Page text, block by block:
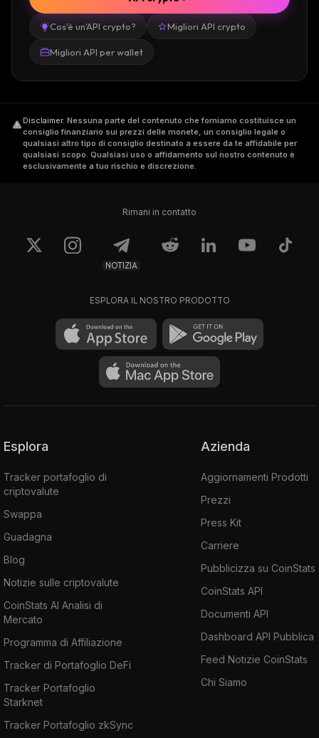
Cos'è un'API crypto? Migliori API crypto
Migliori API per wallet
Disclaimer. Nessuna parte del contenuto che forniamo costituisce un
consiglio finanziario sui prezzi delle monete, un consiglio legale o
qualsiasi altro tipo di consiglio destinato a essere da te affidabile per
qualsiasi scopo. Qualsiasi uso o affidamento sul nostro contenuto è
esclusivamente a tuo rischio e discrezione.
Rimani in contatto
NOTIZIA
ESPLORA IL NOSTRO PRODOTTO
Esplora
Tracker portafoglio di
criptovalute
Swappa
Guadagna
Blog
Notizie sulle criptovalute
CoinStats AI Analisi di
Mercato
Programma di Affiliazione
Tracker di Portafoglio DeFi
Tracker Portafoglio
Starknet
Tracker Portafoglio zkSync
Azienda
Aggiornamenti Prodotti
Prezzi
Press Kit
Carriere
Pubblicizza su CoinStats
CoinStats API
Documenti API
Dashboard API Pubblica
Feed Notizie CoinStats
Chi Siamo